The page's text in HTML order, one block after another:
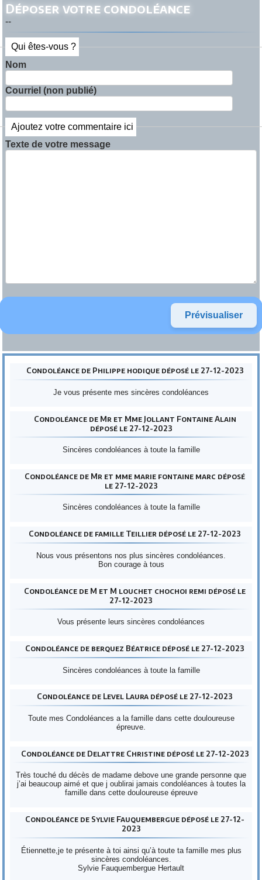
Déposer votre condoléance
--
Qui êtes-vous ?
Nom
Courriel (non publié)
Ajoutez votre commentaire ici
Texte de votre message
Condoléance de Philippe hodique déposé le 27-12-2023
Je vous présente mes sincères condoléances
Condoléance de Mr et Mme Jollant Fontaine Alain
déposé le 27-12-2023
Sincères condoléances à toute la famille
Condoléance de Mr et mme marie fontaine marc déposé
le 27-12-2023
Sincères condoléances à toute la famille
Condoléance de famille Teillier déposé le 27-12-2023
Nous vous présentons nos plus sincères condoléances.
Bon courage à tous
Condoléance de M et M louchet chochoi remi déposé le
27-12-2023
Vous présente leurs sincères condoléances
Condoléance de berquez Béatrice déposé le 27-12-2023
Sincères condoléances à toute la famille
Condoléance de Level Laura déposé le 27-12-2023
Toute mes Condoléances a la famille dans cette douloureuse
épreuve.
Condoléance de Delattre Christine déposé le 27-12-2023
Très touché du décès de madame debove une grande personne que
j’ai beaucoup aimé et que j oublirai jamais condoléances à toutes la
famille dans cette douloureuse épreuve
Condoléance de Sylvie Fauquembergue déposé le 27-12-
2023
Étiennette,je te présente à toi ainsi qu’à toute ta famille mes plus
sincères condoléances.
Sylvie Fauquembergue Hertault